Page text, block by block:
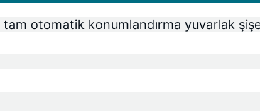
otomatik konumlandırma yuvarlak